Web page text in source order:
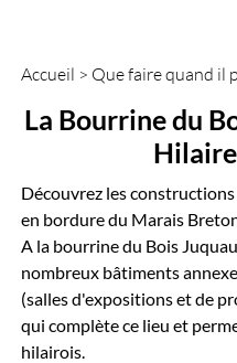
Accueil > Que faire quand il
La Bourrine du
Découvrez les
en bordure du Marais
A la bourrine du Bois
nombreux bâtiments
(salles d'expositions et de
qui complète ce lieu et
hilairois.